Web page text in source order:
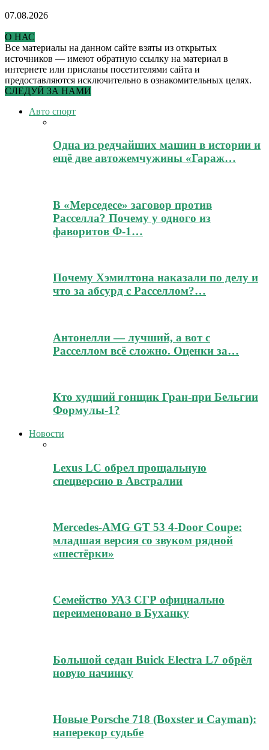
07.08.2026
О НАС
Все материалы на данном сайте взяты из открытых
источников — имеют обратную ссылку на материал в
интернете или присланы посетителями сайта и
предоставляются исключительно в ознакомительных целях.
СЛЕДУЙ ЗА НАМИ
Авто спорт
Одна из редчайших машин в истории и
ещё две автожемчужины «Гараж…
В «Мерседесе» заговор против
Расселла? Почему у одного из
фаворитов Ф-1…
Почему Хэмилтона наказали по делу и
что за абсурд с Расселлом?…
Антонелли — лучший, а вот с
Расселлом всё сложно. Оценки за…
Кто худший гонщик Гран-при Бельгии
Формулы-1?
Новости
Lexus LC обрел прощальную
спецверсию в Австралии
Mercedes-AMG GT 53 4-Door Coupe:
младшая версия со звуком рядной
«шестёрки»
Семейство УАЗ СГР официально
переименовано в Буханку
Большой седан Buick Electra L7 обрёл
новую начинку
Новые Porsche 718 (Boxster и Cayman):
наперекор судьбе